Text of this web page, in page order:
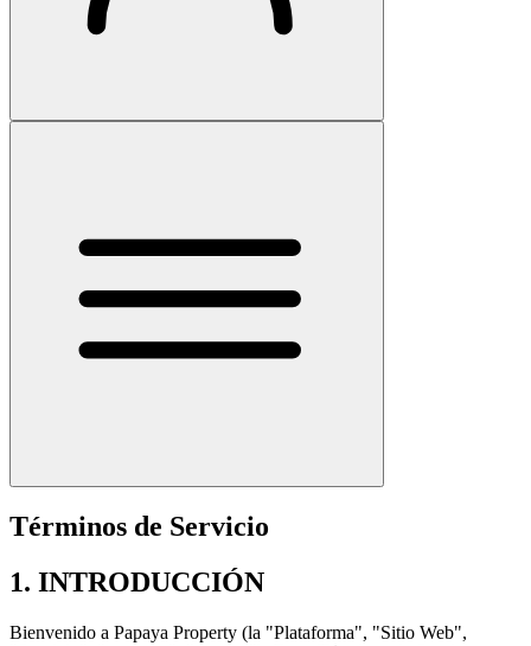
Términos de Servicio
1. INTRODUCCIÓN
Bienvenido a Papaya Property (la "Plataforma", "Sitio Web",